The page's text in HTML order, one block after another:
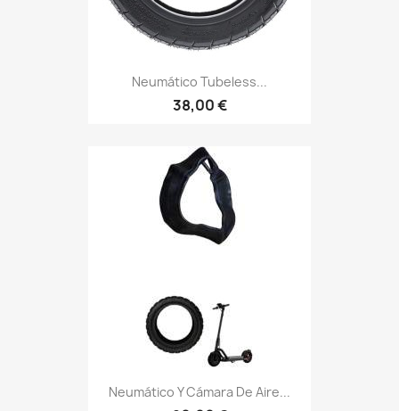
Neumático Tubeless...
38,00 €
Neumático Y Cámara De Aire...